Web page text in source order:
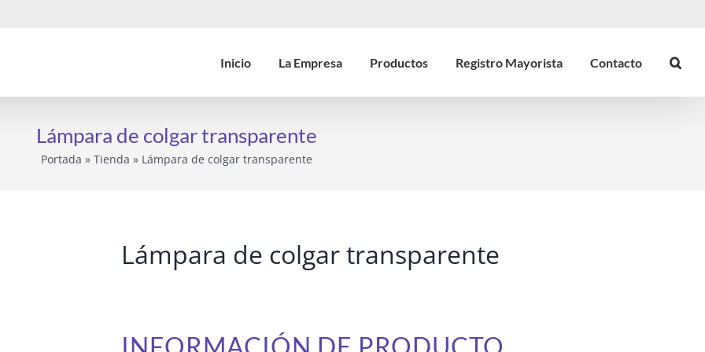
Inicio La Empresa Productos Registro Mayorista Contacto
Lámpara de colgar transparente
Portada » Tienda » Lámpara de colgar transparente
Lámpara de colgar transparente